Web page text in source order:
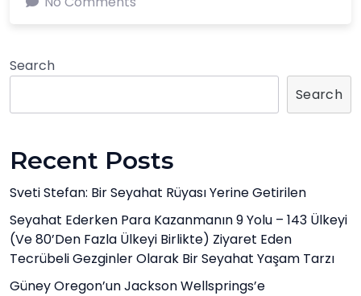
Search
Search
Recent Posts
Sveti Stefan: Bir Seyahat Rüyası Yerine Getirilen
Seyahat Ederken Para Kazanmanın 9 Yolu – 143 Ülkeyi
(ve 80’den Fazla Ülkeyi Birlikte) Ziyaret Eden
Tecrübeli Gezginler Olarak Bir Seyahat Yaşam Tarzı
Güney Oregon’un Jackson Wellsprings’e